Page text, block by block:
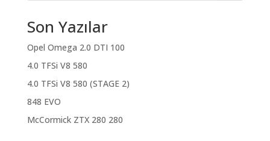
Son Yazılar
Opel Omega 2.0 DTI 100
4.0 TFSi V8 580
4.0 TFSi V8 580 (STAGE 2)
848 EVO
McCormick ZTX 280 280